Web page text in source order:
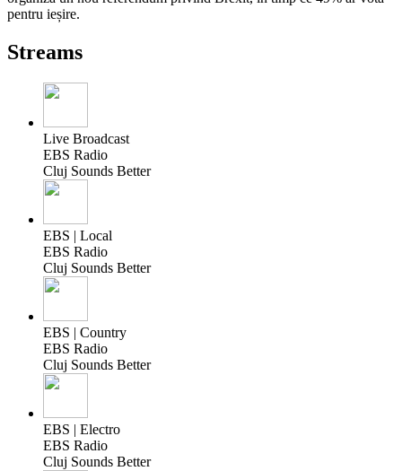
pentru ieșire.
Streams
Live Broadcast
EBS Radio
Cluj Sounds Better
EBS | Local
EBS Radio
Cluj Sounds Better
EBS | Country
EBS Radio
Cluj Sounds Better
EBS | Electro
EBS Radio
Cluj Sounds Better